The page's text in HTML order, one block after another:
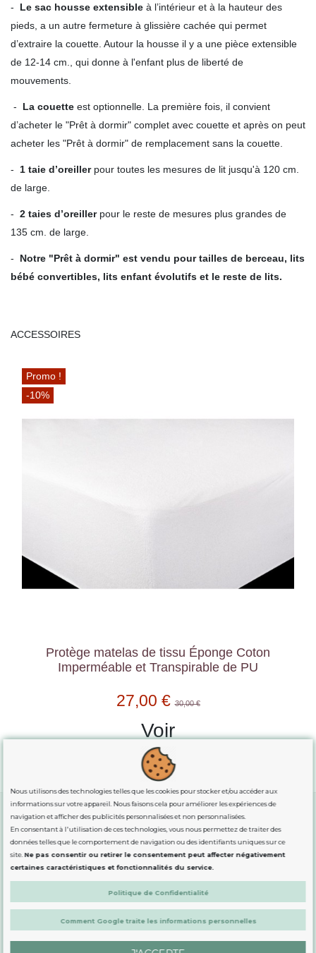
- Le sac housse extensible à l’intérieur et à la hauteur des
pieds, a un autre fermeture à glissière cachée qui permet
d’extraire la couette. Autour la housse il y a une pièce extensible
de 12-14 cm., qui donne à l'enfant plus de liberté de
mouvements.
- La couette est optionnelle. La première fois, il convient
d’acheter le "Prêt à dormir" complet avec couette et après on peut
acheter les "Prêt à dormir" de remplacement sans la couette.
- 1 taie d’oreiller pour toutes les mesures de lit jusqu'à 120 cm.
de large.
- 2 taies d’oreillerpour le reste de mesures plus grandes de
135 cm. de large.
- Notre "Prêt à dormir" est vendu pour tailles de berceau, lits
bébé convertibles, lits enfant évolutifs et le reste de lits.
ACCESSOIRES
Promo !
-10%
Protège matelas de tissu Éponge Coton
Imperméable et Transpirable de PU
27,00 €30,00 €
Voir
GUIDE DES TAILLES
INFORMATION
DÉMARQUÉS
Nous utilisons des technologies telles que les cookies pour stocker et/ou accéder aux
informations sur votre appareil. Nous faisons cela pour améliorer les expériences de
navigation et afficher des publicités personnalisées et non personnalisées.
En consentant à l'utilisation de ces technologies, vous nous permettez de traiter des
données telles que le comportement de navigation ou des identifiants uniques sur ce
site.Ne pas consentir ou retirer le consentement peut affecter négativement
certaines caractéristiques et fonctionnalités du service.
Politique de Confidentialité
Comment Google traite les informations personnelles